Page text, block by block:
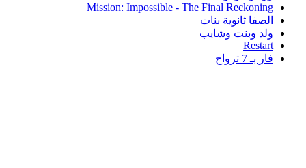
Mission: Impossible - The Final Reckoning
الصفا ثانوية بنات
ولد وبنت وشايب
Restart
فار بـ 7 ترواح